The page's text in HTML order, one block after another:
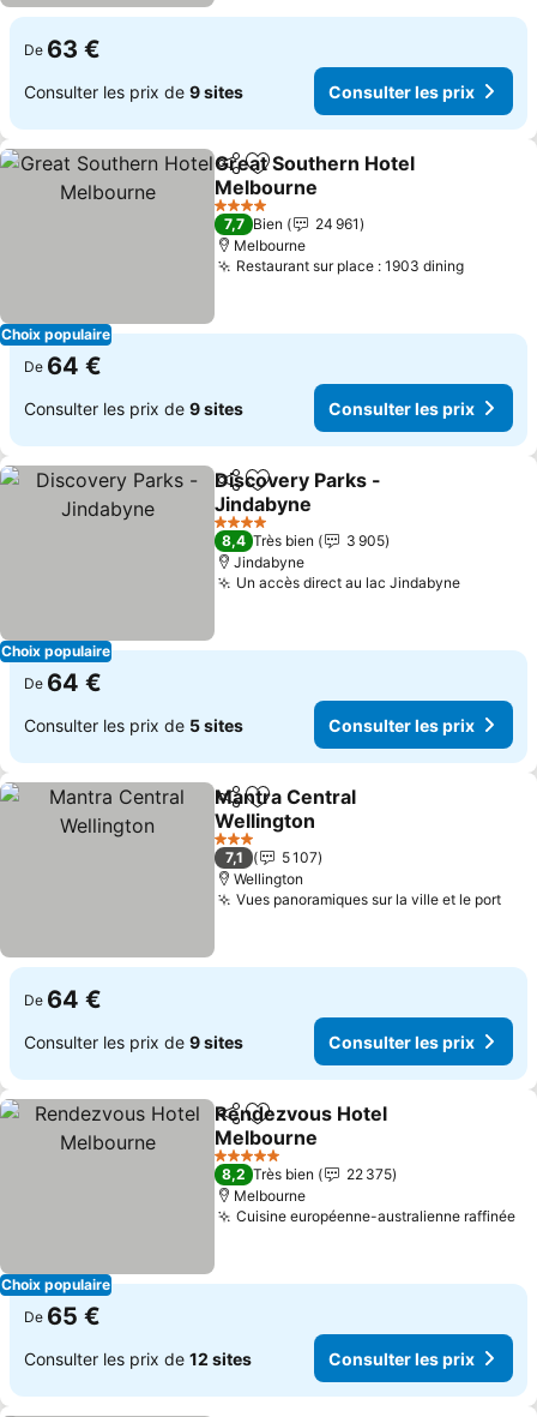
De 63 €
Consulter les prix de 9 sites Consulter les prix
Choix populaire
PartagerAjouter à mes favoris
Great Southern Hotel
Melbourne
Consulter les prix
4 Étoiles
7,7 Bien
24 961
Melbourne
Restaurant sur place : 1903 dining
De 64 €
Consulter les prix de 9 sites Consulter les prix
Choix populaire
PartagerAjouter à mes favoris
Discovery Parks -
Jindabyne
Consulter les prix
4 Étoiles
8,4 Très bien
3 905
Jindabyne
Un accès direct au lac Jindabyne
De 64 €
Consulter les prix de 5 sites Consulter les prix
PartagerAjouter à mes favoris
Mantra Central
Wellington
Consulter les prix
3 Étoiles
7,1
5 107
Wellington
Vues panoramiques sur la ville et le port
De 64 €
Consulter les prix de 9 sites Consulter les prix
Choix populaire
PartagerAjouter à mes favoris
Rendezvous Hotel
Melbourne
Consulter les prix
5 Étoiles
8,2 Très bien
22 375
Melbourne
Cuisine européenne-australienne raffinée
De 65 €
Consulter les prix de 12 sites Consulter les prix